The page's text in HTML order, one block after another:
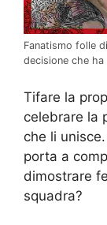
Fanatismo folle
decisione che ha
Tifare la
celebrare la
che li
porta a
dimostrare
squadra?